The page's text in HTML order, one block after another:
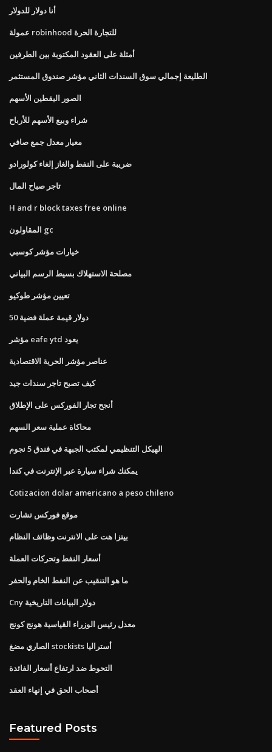
أنا دولار للدولار
عمولة robinhood للتجارة الحرة
أمثلة على العقود المكتوبة بين الطرفين
الطليعة إجمالي سوق السندات الثاني مؤشر صندوق المستثمر
الصور اليقطين الأسهم
شراء وبيع الأسهم للأرباح
معيار معدل جمع صافي
ضريبة على النفط والغاز إلغاء كولورادو
تاجر صباح المال
H and r block taxes free online
المقاولون gc
خيارات مؤشر كوسبي
مصلحة الاستهلاك بسيط الرسم البياني
تعيين مؤشر طوكيو
50 دولار قيمة عملة فضية
مؤشر eafe ytd يعود
عناصر مؤشر الحرية الاقتصادية
كيف تصبح تاجر سندات جيد
أنجح تجار الفوركس على الإطلاق
محاكاة عملية سعر السهم
الهيكل التنظيمي لمكتب الجبهة في فندق 5 نجوم
يمكنك شراء سيارة عبر الإنترنت في كندا
Cotizacion dolar americano a peso chileno
موقع فوركس تشارت
بيتزا هت على الانترنت وظائف النظام
أسعار النفط وتحركات العملة
ما هو التنقيب عن النفط الخام والحفر
Cny دولار البيانات التاريخية
معدل رئيس الوزراء القياسية هونج كونج
الصاري مضغ stockists أستراليا
التحوط ضد ارتفاع أسعار الفائدة
أصحاب الحق في إنهاء العقد
Featured Posts